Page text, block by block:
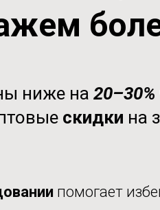
ниже на 20–30%
скидки на
помогает